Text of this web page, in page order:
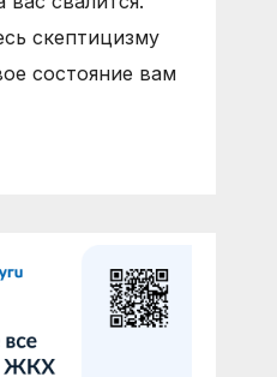
скептицизму
состояние вам